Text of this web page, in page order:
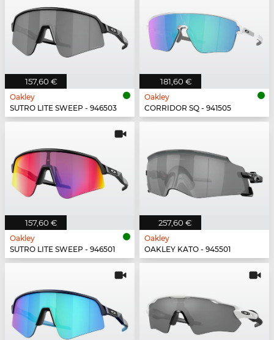
157,60 €
Oakley
SUTRO LITE SWEEP - 946503
181,60 €
Oakley
CORRIDOR SQ - 941505
157,60 €
Oakley
SUTRO LITE SWEEP - 946501
257,60 €
Oakley
OAKLEY KATO - 945501